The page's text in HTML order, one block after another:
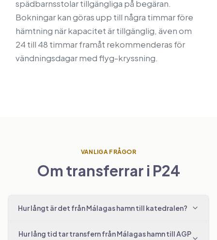
spädbarnsstolar tillgängliga på begäran.
Bokningar kan göras upp till några timmar före
hämtning när kapacitet är tillgänglig, även om
24 till 48 timmar framåt rekommenderas för
vändningsdagar med flyg-kryssning.
VANLIGA FRÅGOR
Om transferrar i P24
Hur långt är det från Málagas hamn till katedralen?
Hur lång tid tar transfern från Málagas hamn till AGP